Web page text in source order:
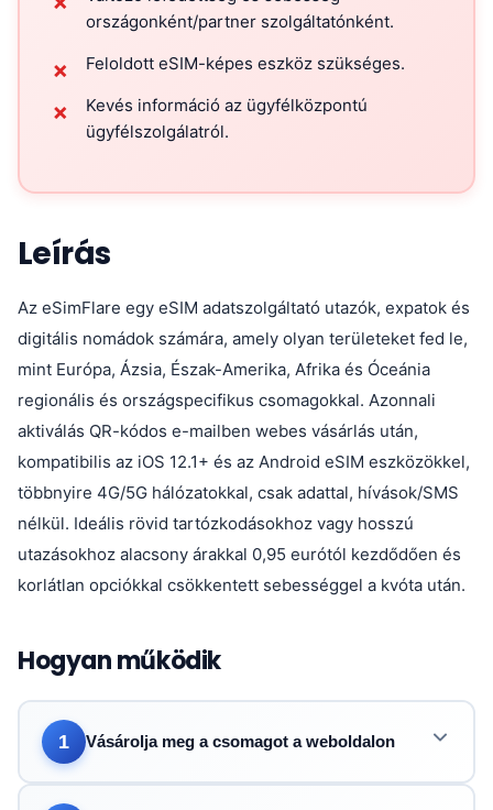
országonként/partner szolgáltatónként.
✗ Feloldott eSIM-képes eszköz szükséges.
✗
Kevés információ az ügyfélközpontú
ügyfélszolgálatról.
Leírás
Az eSimFlare egy eSIM adatszolgáltató utazók, expatok és
digitális nomádok számára, amely olyan területeket fed le,
mint Európa, Ázsia, Észak-Amerika, Afrika és Óceánia
regionális és országspecifikus csomagokkal. Azonnali
aktiválás QR-kódos e-mailben webes vásárlás után,
kompatibilis az iOS 12.1+ és az Android eSIM eszközökkel,
többnyire 4G/5G hálózatokkal, csak adattal, hívások/SMS
nélkül. Ideális rövid tartózkodásokhoz vagy hosszú
utazásokhoz alacsony árakkal 0,95 eurótól kezdődően és
korlátlan opciókkal csökkentett sebességgel a kvóta után.
Hogyan működik
1 Vásárolja meg a csomagot a weboldalon